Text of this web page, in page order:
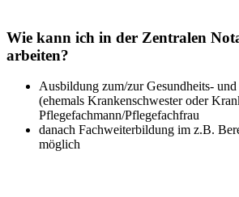
Wie kann ich in der Zentralen
arbeiten?
Ausbildung zum/zur Gesundheits-
(ehemals Krankenschwester oder
Pflegefachmann/Pflegefachfrau
danach Fachweiterbildung im z.B.
möglich